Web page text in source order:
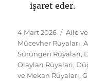
işaret eder.
Yayın
tarihi
4 Mart 2026 Aile
Mücevher Rüyaları,
Sürüngen Rüyaları,
Olayları Rüyaları,
ve Mekan Rüyaları,